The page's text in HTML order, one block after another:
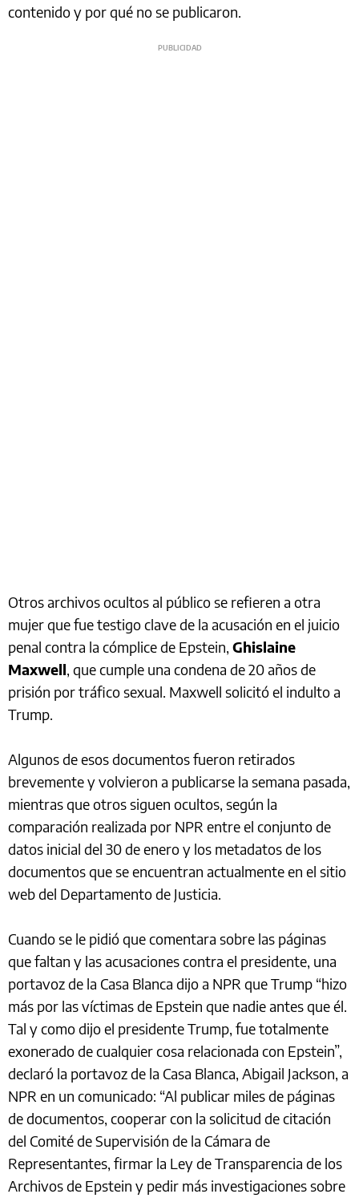
contenido y por qué no se publicaron.
Otros archivos ocultos al público se refieren a otra
mujer que fue testigo clave de la acusación en el juicio
penal contra la cómplice de Epstein, Ghislaine
Maxwell, que cumple una condena de 20 años de
prisión por tráfico sexual. Maxwell solicitó el indulto a
Trump.
Algunos de esos documentos fueron retirados
brevemente y volvieron a publicarse la semana pasada,
mientras que otros siguen ocultos, según la
comparación realizada por NPR entre el conjunto de
datos inicial del 30 de enero y los metadatos de los
documentos que se encuentran actualmente en el sitio
web del Departamento de Justicia.
Cuando se le pidió que comentara sobre las páginas
que faltan y las acusaciones contra el presidente, una
portavoz de la Casa Blanca dijo a NPR que Trump “hizo
más por las víctimas de Epstein que nadie antes que él.
Tal y como dijo el presidente Trump, fue totalmente
exonerado de cualquier cosa relacionada con Epstein”,
declaró la portavoz de la Casa Blanca, Abigail Jackson, a
NPR en un comunicado: “Al publicar miles de páginas
de documentos, cooperar con la solicitud de citación
del Comité de Supervisión de la Cámara de
Representantes, firmar la Ley de Transparencia de los
Archivos de Epstein y pedir más investigaciones sobre